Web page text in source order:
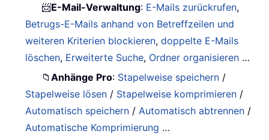
📨E-Mail-Verwaltung: E-Mails zurückrufen,
Betrugs-E-Mails anhand von Betreffzeilen und
weiteren Kriterien blockieren,doppelte E-Mails
löschen, Erweiterte Suche, Ordner organisieren …
📁Anhänge Pro: Stapelweise speichern /
Stapelweise lösen / Stapelweise komprimieren /
Automatisch speichern / Automatisch abtrennen /
Automatische Komprimierung …